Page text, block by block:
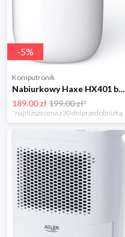
-5%
Komputronik
Nabiurkowy Haxe HX401 biały
189.00 zł199.00 zł*
*najniższa cena z 30 dni przed obniżką